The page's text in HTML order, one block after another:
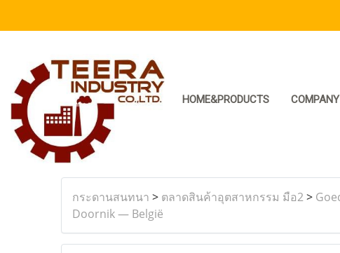
HOME&PRODUCTS
กระดานสนทนา > ตลาดสินค้าอุตสาหกรรม มือ2>
Doornik — België